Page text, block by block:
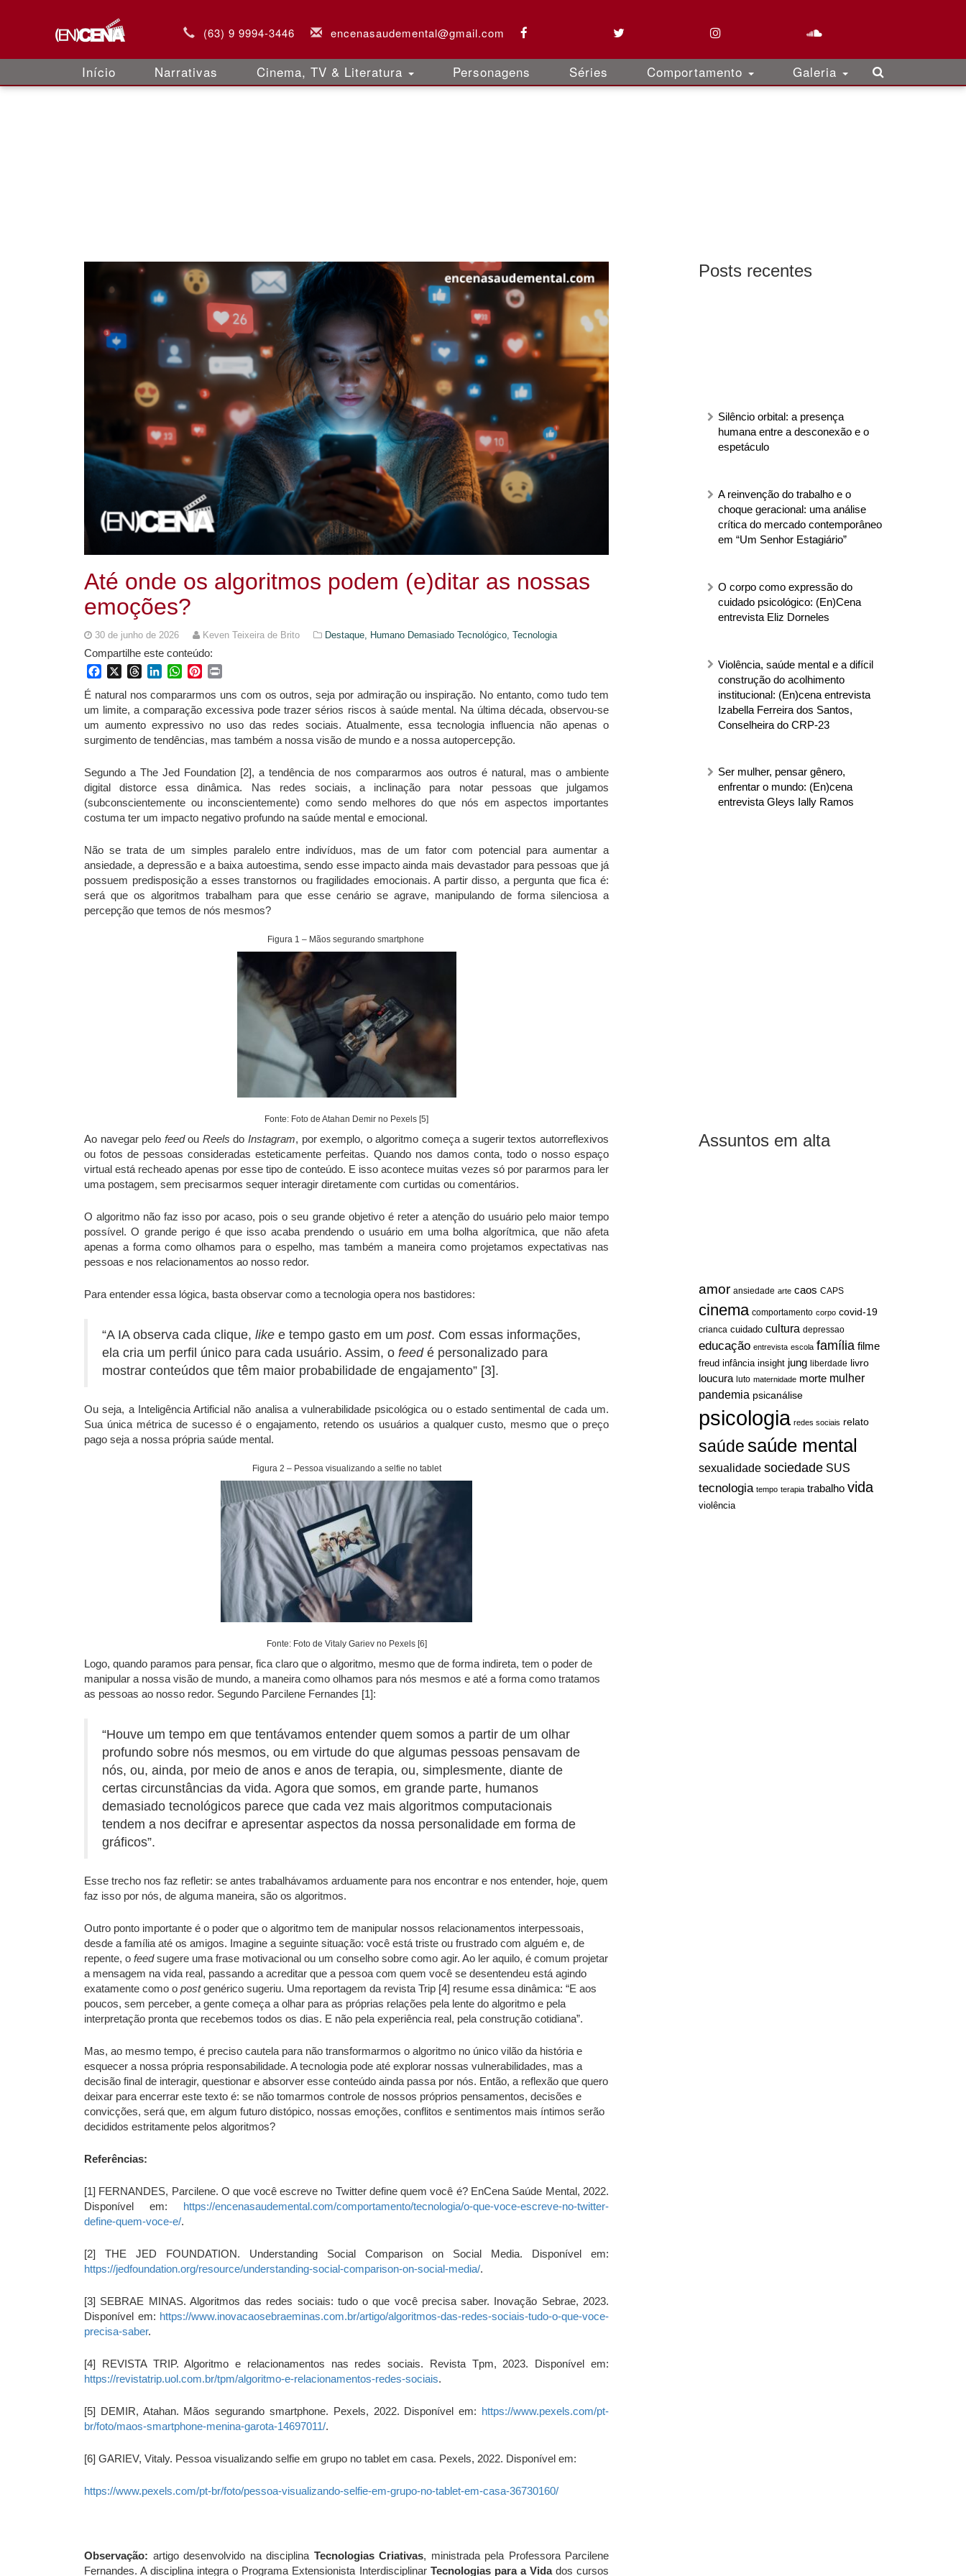
(63) 9 9994-3446 encenasaudemental@gmail.com
Início Narrativas Cinema, TV & Literatura Personagens Séries Comportamento Galeria
Posts recentes
Silêncio orbital: a presença
humana entre a desconexão e o
espetáculo
A reinvenção do trabalho e o
choque geracional: uma análise
crítica do mercado contemporâneo
em “Um Senhor Estagiário”
O corpo como expressão do
cuidado psicológico: (En)Cena
entrevista Eliz Dorneles
Violência, saúde mental e a difícil
construção do acolhimento
institucional: (En)cena entrevista
Izabella Ferreira dos Santos,
Conselheira do CRP-23
Ser mulher, pensar gênero,
enfrentar o mundo: (En)cena
entrevista Gleys Ially Ramos
Assuntos em alta
amor ansiedade arte caos CAPS
cinema comportamento corpo covid-19
crianca cuidado cultura depressao
educação entrevista escola família filme
freud infância insight jung liberdade livro
loucura luto maternidade morte mulher
pandemia psicanálise
psicologia redes sociais relato
saúdesaúde mental
sexualidade sociedade SUS
tecnologia tempo terapia trabalho vida
violência
Até onde os algoritmos podem (e)ditar as nossas
emoções?
30 de junho de 2026 Keven Teixeira de Brito Destaque, Humano Demasiado Tecnológico, Tecnologia
Compartilhe este conteúdo:
FacebookThreadsLinkedInWhatsApp
Pinterest
É natural nos compararmos uns com os outros, seja por admiração ou inspiração. No entanto, como tudo tem
um limite, a comparação excessiva pode trazer sérios riscos à saúde mental. Na última década, observou-se
um aumento expressivo no uso das redes sociais. Atualmente, essa tecnologia influencia não apenas o
surgimento de tendências, mas também a nossa visão de mundo e a nossa autopercepção.
Segundo a The Jed Foundation [2], a tendência de nos compararmos aos outros é natural, mas o ambiente
digital distorce essa dinâmica. Nas redes sociais, a inclinação para notar pessoas que julgamos
(subconscientemente ou inconscientemente) como sendo melhores do que nós em aspectos importantes
costuma ter um impacto negativo profundo na saúde mental e emocional.
Não se trata de um simples paralelo entre indivíduos, mas de um fator com potencial para aumentar a
ansiedade, a depressão e a baixa autoestima, sendo esse impacto ainda mais devastador para pessoas que já
possuem predisposição a esses transtornos ou fragilidades emocionais. A partir disso, a pergunta que fica é:
será que os algoritmos trabalham para que esse cenário se agrave, manipulando de forma silenciosa a
percepção que temos de nós mesmos?
Figura 1 – Mãos segurando smartphone
Fonte: Foto de Atahan Demir no Pexels [5]
Ao navegar pelo feedou Reelsdo Instagram, por exemplo, o algoritmo começa a sugerir textos autorreflexivos
ou fotos de pessoas consideradas esteticamente perfeitas. Quando nos damos conta, todo o nosso espaço
virtual está recheado apenas por esse tipo de conteúdo. E isso acontece muitas vezes só por pararmos para ler
uma postagem, sem precisarmos sequer interagir diretamente com curtidas ou comentários.
O algoritmo não faz isso por acaso, pois o seu grande objetivo é reter a atenção do usuário pelo maior tempo
possível. O grande perigo é que isso acaba prendendo o usuário em uma bolha algorítmica, que não afeta
apenas a forma como olhamos para o espelho, mas também a maneira como projetamos expectativas nas
pessoas e nos relacionamentos ao nosso redor.
Para entender essa lógica, basta observar como a tecnologia opera nos bastidores:
“A IA observa cada clique, like e tempo gasto em um post. Com essas informações,
ela cria um perfil único para cada usuário. Assim, o feed é personalizado para
mostrar conteúdos que têm maior probabilidade de engajamento” [3].
Ou seja, a Inteligência Artificial não analisa a vulnerabilidade psicológica ou o estado sentimental de cada um.
Sua única métrica de sucesso é o engajamento, retendo os usuários a qualquer custo, mesmo que o preço
pago seja a nossa própria saúde mental.
Figura 2 – Pessoa visualizando a selfie no tablet
Fonte: Foto de Vitaly Gariev no Pexels [6]
Logo, quando paramos para pensar, fica claro que o algoritmo, mesmo que de forma indireta, tem o poder de
manipular a nossa visão de mundo, a maneira como olhamos para nós mesmos e até a forma como tratamos
as pessoas ao nosso redor. Segundo Parcilene Fernandes [1]:
“Houve um tempo em que tentávamos entender quem somos a partir de um olhar
profundo sobre nós mesmos, ou em virtude do que algumas pessoas pensavam de
nós, ou, ainda, por meio de anos e anos de terapia, ou, simplesmente, diante de
certas circunstâncias da vida. Agora que somos, em grande parte, humanos
demasiado tecnológicos parece que cada vez mais algoritmos computacionais
tendem a nos decifrar e apresentar aspectos da nossa personalidade em forma de
gráficos”.
Esse trecho nos faz refletir: se antes trabalhávamos arduamente para nos encontrar e nos entender, hoje, quem
faz isso por nós, de alguma maneira, são os algoritmos.
Outro ponto importante é o poder que o algoritmo tem de manipular nossos relacionamentos interpessoais,
desde a família até os amigos. Imagine a seguinte situação: você está triste ou frustrado com alguém e, de
repente, o feedsugere uma frase motivacional ou um conselho sobre como agir. Ao ler aquilo, é comum projetar
a mensagem na vida real, passando a acreditar que a pessoa com quem você se desentendeu está agindo
exatamente como o postgenérico sugeriu. Uma reportagem da revista Trip [4] resume essa dinâmica: “E aos
poucos, sem perceber, a gente começa a olhar para as próprias relações pela lente do algoritmo e pela
interpretação pronta que recebemos todos os dias. E não pela experiência real, pela construção cotidiana”.
Mas, ao mesmo tempo, é preciso cautela para não transformarmos o algoritmo no único vilão da história e
esquecer a nossa própria responsabilidade. A tecnologia pode até explorar nossas vulnerabilidades, mas a
decisão final de interagir, questionar e absorver esse conteúdo ainda passa por nós. Então, a reflexão que quero
deixar para encerrar este texto é: se não tomarmos controle de nossos próprios pensamentos, decisões e
convicções, será que, em algum futuro distópico, nossas emoções, conflitos e sentimentos mais íntimos serão
decididos estritamente pelos algoritmos?
Referências:
[1] FERNANDES, Parcilene. O que você escreve no Twitter define quem você é? EnCena Saúde Mental, 2022.
Disponível em: https://encenasaudemental.com/comportamento/tecnologia/o-que-voce-escreve-no-twitter-
define-quem-voce-e/.
[2] THE JED FOUNDATION. Understanding Social Comparison on Social Media. Disponível em:
https://jedfoundation.org/resource/understanding-social-comparison-on-social-media/.
[3] SEBRAE MINAS. Algoritmos das redes sociais: tudo o que você precisa saber. Inovação Sebrae, 2023.
Disponível em: https://www.inovacaosebraeminas.com.br/artigo/algoritmos-das-redes-sociais-tudo-o-que-voce-
precisa-saber.
[4] REVISTA TRIP. Algoritmo e relacionamentos nas redes sociais. Revista Tpm, 2023. Disponível em:
https://revistatrip.uol.com.br/tpm/algoritmo-e-relacionamentos-redes-sociais.
[5] DEMIR, Atahan. Mãos segurando smartphone. Pexels, 2022. Disponível em: https://www.pexels.com/pt-
br/foto/maos-smartphone-menina-garota-14697011/.
[6] GARIEV, Vitaly. Pessoa visualizando selfie em grupo no tablet em casa. Pexels, 2022. Disponível em:
https://www.pexels.com/pt-br/foto/pessoa-visualizando-selfie-em-grupo-no-tablet-em-casa-36730160/
Observação: artigo desenvolvido na disciplina Tecnologias Criativas, ministrada pela Professora Parcilene
Fernandes. A disciplina integra o Programa Extensionista Interdisciplinar Tecnologias para a Vidados cursos